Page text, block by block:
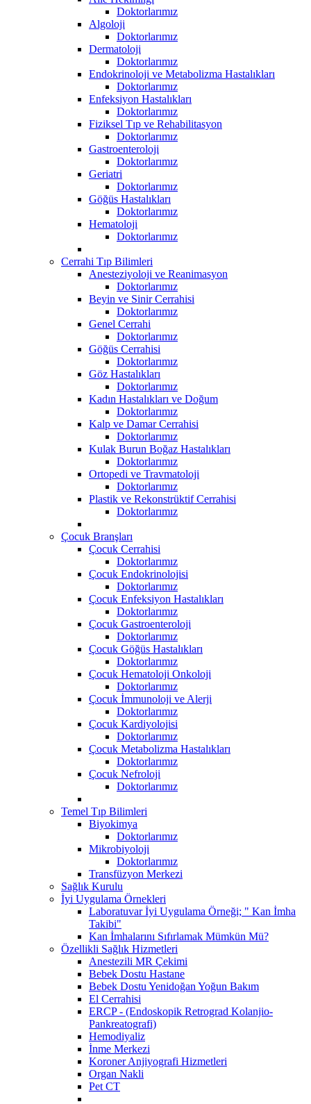
Doktorlarımız
Algoloji
Doktorlarımız
Dermatoloji
Doktorlarımız
Endokrinoloji ve Metabolizma Hastalıkları
Doktorlarımız
Enfeksiyon Hastalıkları
Doktorlarımız
Fiziksel Tıp ve Rehabilitasyon
Doktorlarımız
Gastroenteroloji
Doktorlarımız
Geriatri
Doktorlarımız
Göğüs Hastalıkları
Doktorlarımız
Hematoloji
Doktorlarımız
Cerrahi Tıp Bilimleri
Anesteziyoloji ve Reanimasyon
Doktorlarımız
Beyin ve Sinir Cerrahisi
Doktorlarımız
Genel Cerrahi
Doktorlarımız
Göğüs Cerrahisi
Doktorlarımız
Göz Hastalıkları
Doktorlarımız
Kadın Hastalıkları ve Doğum
Doktorlarımız
Kalp ve Damar Cerrahisi
Doktorlarımız
Kulak Burun Boğaz Hastalıkları
Doktorlarımız
Ortopedi ve Travmatoloji
Doktorlarımız
Plastik ve Rekonstrüktif Cerrahisi
Doktorlarımız
Çocuk Branşları
Çocuk Cerrahisi
Doktorlarımız
Çocuk Endokrinolojisi
Doktorlarımız
Çocuk Enfeksiyon Hastalıkları
Doktorlarımız
Çocuk Gastroenteroloji
Doktorlarımız
Çocuk Göğüs Hastalıkları
Doktorlarımız
Çocuk Hematoloji Onkoloji
Doktorlarımız
Çocuk İmmunoloji ve Alerji
Doktorlarımız
Çocuk Kardiyolojisi
Doktorlarımız
Çocuk Metabolizma Hastalıkları
Doktorlarımız
Çocuk Nefroloji
Doktorlarımız
Temel Tıp Bilimleri
Biyokimya
Doktorlarımız
Mikrobiyoloji
Doktorlarımız
Transfüzyon Merkezi
Sağlık Kurulu
İyi Uygulama Örnekleri
Laboratuvar İyi Uygulama Örneği; " Kan İmha
Takibi"
Kan İmhalarını Sıfırlamak Mümkün Mü?
Özellikli Sağlık Hizmetleri
Anestezili MR Çekimi
Bebek Dostu Hastane
Bebek Dostu Yenidoğan Yoğun Bakım
El Cerrahisi
ERCP - (Endoskopik Retrograd Kolanjio-
Pankreatografi)
Hemodiyaliz
İnme Merkezi
Koroner Anjiyografi Hizmetleri
Organ Nakli
Pet CT